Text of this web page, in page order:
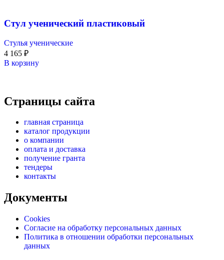
Стул ученический пластиковый
Стулья ученические
4 165 ₽
В корзину
Страницы сайта
главная страница
каталог продукции
о компании
оплата и доставка
получение гранта
тендеры
контакты
Документы
Cookies
Согласие на обработку персональных данных
Политика в отношении обработки персональных
данных